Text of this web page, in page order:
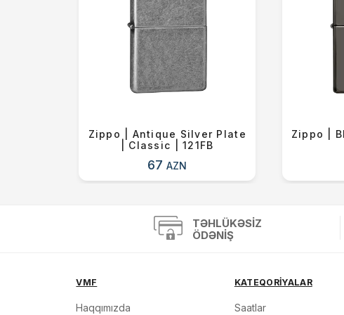
Zippo | Antique Silver Plate
| Classic | 121FB
67AZN
Zippo |
TƏHLÜKƏSIZ
ÖDƏNIŞ
VMF
Haqqımızda
KATEQORİYALAR
Saatlar